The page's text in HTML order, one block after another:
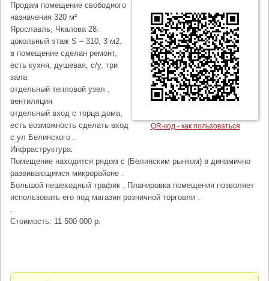
QR-код - как пользоваться
Продам помещение свободного
назначения 320 м²
Ярославль, Чкалова 28.
цокольный этаж S – 310, 3 м2.
в помещение сделан ремонт,
есть кухня, душевая, с/у, три
зала
отдельный тепловой узел ,
вентиляция
отдельный вход с торца дома,
есть возможность сделать вход
с ул Белинского .
Инфраструктура:
Помещение находится рядом с (Белинским рынком) в динамично
развивающимся микрорайоне .
Большой пешеходный трафик . Планировка помещения позволяет
использовать его под магазин розничной торговли .
.
Стоимость: 11 500 000 р.